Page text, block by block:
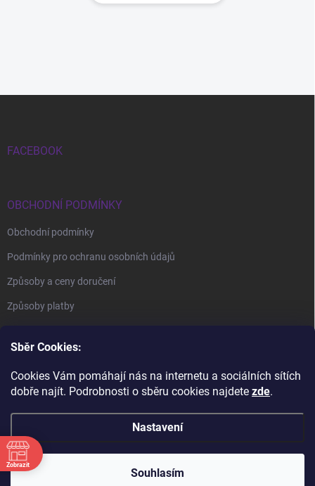
Sběr Cookies:
Cookies Vám pomáhají nás na internetu a sociálních sítích
dobře najít. Podrobnosti o sběru cookies najdete zde.
Nastavení
Souhlasím
FACEBOOK
OBCHODNÍ PODMÍNKY
Obchodní podmínky
Podmínky pro ochranu osobních údajů
Způsoby a ceny doručení
Způsoby platby
BrillBird Academy Nehtové Kurzy Hradec - profesní kurzy
BrillBird Czech . Všechna práva vyhrazena.
Zobrazit